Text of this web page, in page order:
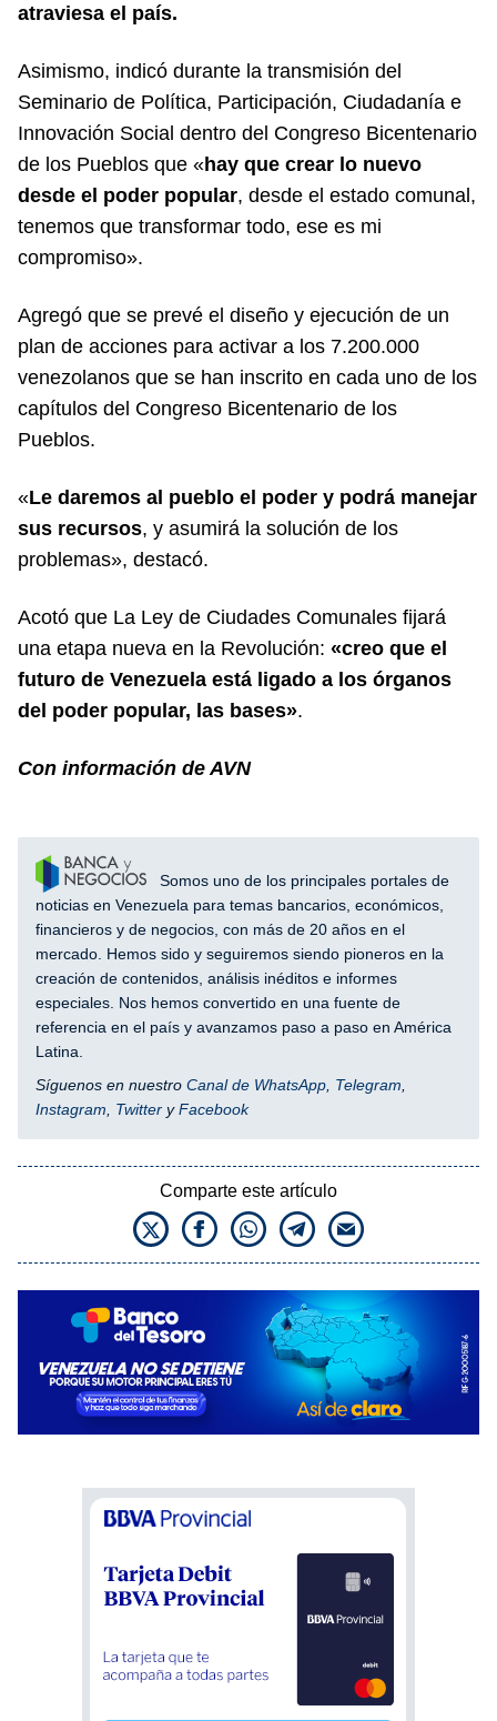
atraviesa el país.
Asimismo, indicó durante la transmisión del
Seminario de Política, Participación, Ciudadanía e
Innovación Social dentro del Congreso Bicentenario
de los Pueblos que «hay que crear lo nuevo
desde el poder popular, desde el estado comunal,
tenemos que transformar todo, ese es mi
compromiso».
Agregó que se prevé el diseño y ejecución de un
plan de acciones para activar a los 7.200.000
venezolanos que se han inscrito en cada uno de los
capítulos del Congreso Bicentenario de los
Pueblos.
«Le daremos al pueblo el poder y podrá manejar
sus recursos, y asumirá la solución de los
problemas», destacó.
Acotó que La Ley de Ciudades Comunales fijará
una etapa nueva en la Revolución: «creo que el
futuro de Venezuela está ligado a los órganos
del poder popular, las bases».
Con información de AVN
Somos uno de los principales portales de
noticias en Venezuela para temas bancarios, económicos,
financieros y de negocios, con más de 20 años en el
mercado. Hemos sido y seguiremos siendo pioneros en la
creación de contenidos, análisis inéditos e informes
especiales. Nos hemos convertido en una fuente de
referencia en el país y avanzamos paso a paso en América
Latina.
Síguenos en nuestro Canal de WhatsApp Telegram
Instagram
Twitter yFacebook
Comparte este artículo